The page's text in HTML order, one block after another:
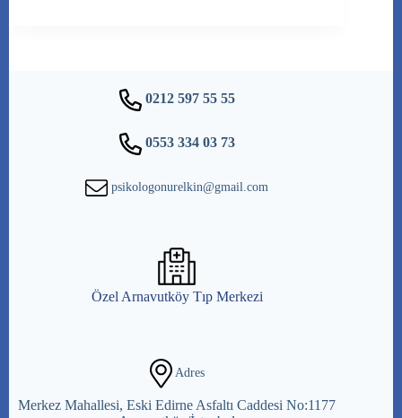
0212 597 55 55
0553 334 03 73
psikologonurelkin@gmail.com
Özel Arnavutköy Tıp Merkezi
Adres
Merkez Mahallesi, Eski Edirne Asfaltı Caddesi No:1177